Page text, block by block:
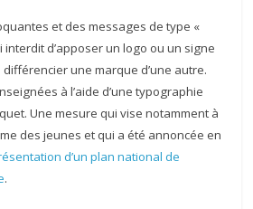
et des messages de type «
interdit d’apposer un logo ou un signe
une marque d’une autre.
à l’aide d’une typographie
Une mesure qui vise notamment à
des jeunes et qui a été annoncée en
d’un plan national de
.